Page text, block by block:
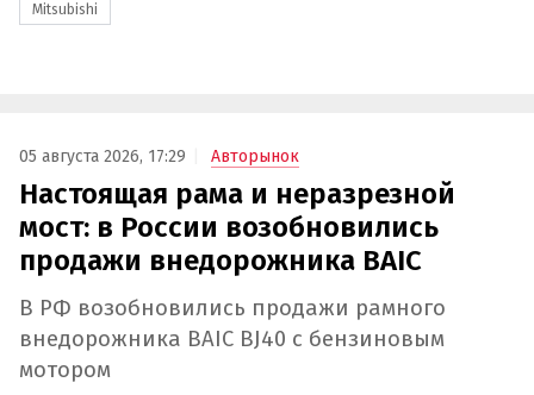
Mitsubishi
05 августа 2026, 17:29 Авторынок
Настоящая рама и неразрезной
мост: в России возобновились
продажи внедорожника BAIC
В РФ возобновились продажи рамного
внедорожника BAIC BJ40 с бензиновым
мотором